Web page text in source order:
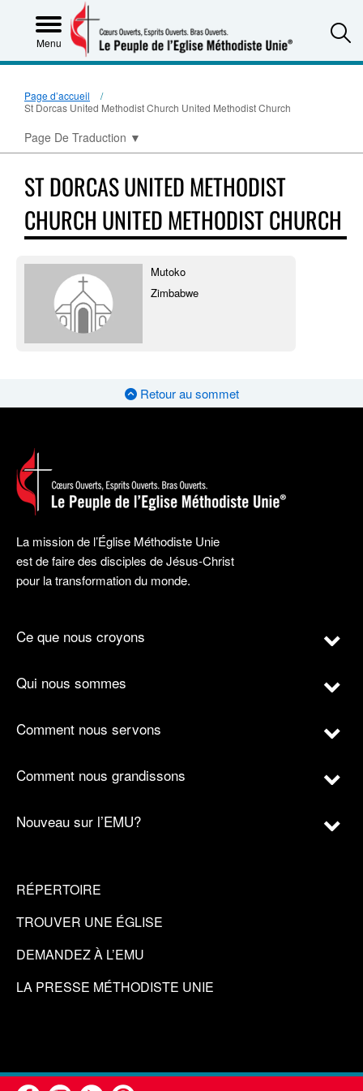
Menu
Page d’accueil
St Dorcas United Methodist Church United Methodist Church
Page De Traduction ▼
ST DORCAS UNITED METHODIST
CHURCH UNITED METHODIST CHURCH
Mutoko
Zimbabwe
Retour au sommet
La mission de l’Église Méthodiste Unie
est de faire des disciples de Jésus-Christ
pour la transformation du monde.
Ce que nous croyons
Qui nous sommes
Comment nous servons
Comment nous grandissons
Nouveau sur l’EMU?
RÉPERTOIRE
TROUVER UNE ÉGLISE
DEMANDEZ À L’EMU
LA PRESSE MÉTHODISTE UNIE